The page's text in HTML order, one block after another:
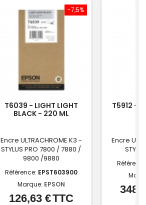
-7,5%
T6039 - LIGHT LIGHT
BLACK - 220 ML
Encre ULTRACHROME K3 -
STYLUS PRO 7800 / 7880 /
9800 /9880
Référence: EPST603900
Marque: EPSON
Prix
Prix
126,63 €TTC
T5912 -
Encre